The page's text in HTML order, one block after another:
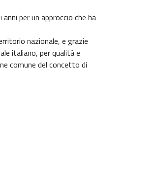
per un approccio che ha
nazionale, e grazie
italiano, per qualità e
comune del concetto di